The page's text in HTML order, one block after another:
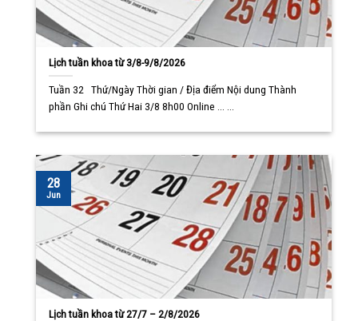
Lịch tuần khoa từ 3/8-9/8/2026
Tuần 32 Thứ/Ngày Thời gian / Địa điểm Nội dung Thành
phần Ghi chú Thứ Hai 3/8 8h00 Online ... ...
Lịch tuần khoa từ 27/7 – 2/8/2026
28
Jun